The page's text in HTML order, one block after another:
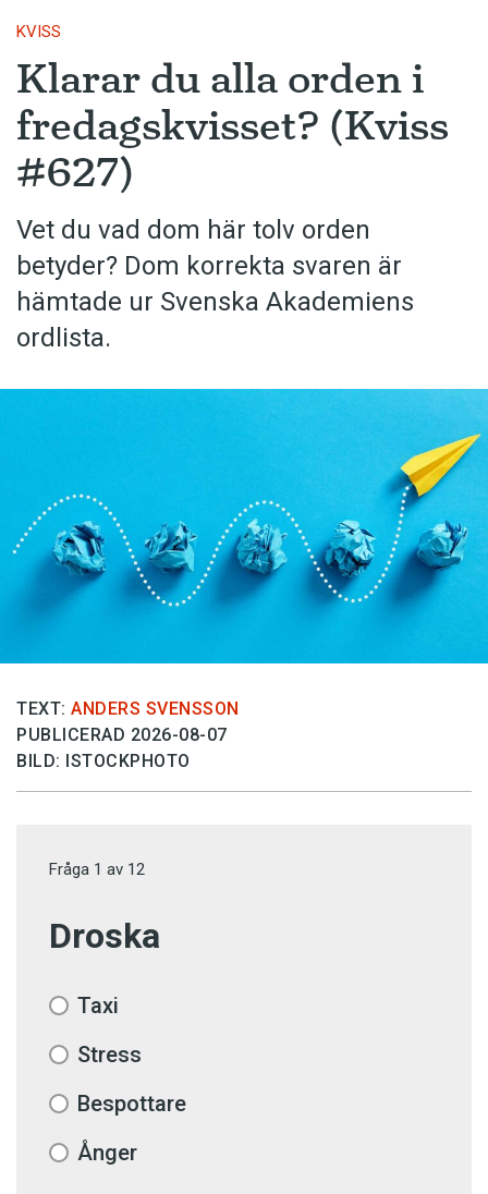
KVISS
Klarar du alla orden i
fredagskvisset? (Kviss
#627)
Vet du vad dom här tolv orden
betyder? Dom korrekta svaren är
hämtade ur Svenska Akademiens
ordlista.
TEXT: ANDERS SVENSSON
PUBLICERAD 2026-08-07
BILD: ISTOCKPHOTO
Fråga 1 av 12
Droska
Taxi
Stress
Bespottare
Ånger